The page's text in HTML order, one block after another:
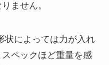
ません。
状によっては力が入れ
ペックほど重量を感